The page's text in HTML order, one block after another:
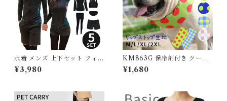
水着 メンズ 上下セット フィッ
トネス水着 ラッシュガード レ
ディース 体型カバー シンプル
ゃれ 長袖 セット タンキニ シ
¥3,980
KM863G 保冷剤付き クール
ネック 犬 リップストップナイ
ロン生地 撥水加工 汚れにくい
ルミ フレンチブルドック 4層
¥1,680